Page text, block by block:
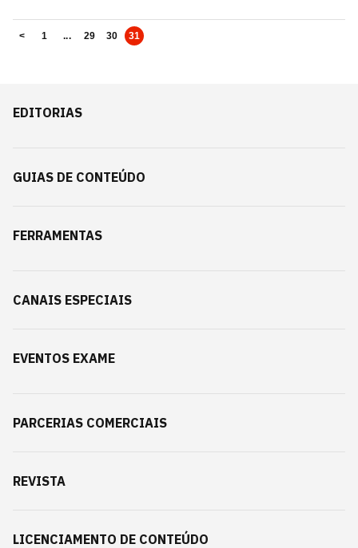
< 1 ... 29 30 31
EDITORIAS
GUIAS DE CONTEÚDO
FERRAMENTAS
CANAIS ESPECIAIS
EVENTOS EXAME
PARCERIAS COMERCIAIS
REVISTA
LICENCIAMENTO DE CONTEÚDO